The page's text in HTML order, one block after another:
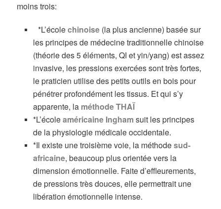
moins trois:
*L’écolechinoise(la plus ancienne) basée sur
les principes de médecine traditionnelle chinoise
(théorie des 5 éléments, QI et yin/yang) est assez
invasive, les pressions exercées sont très fortes,
le praticien utilise des petits outils en bois pour
pénétrer profondément les tissus. Et qui s’y
apparente, la méthode THAÏ
*L’écoleaméricaine Ingham suit les principes
de la physiologie médicale occidentale.
*Il existe une troisième voie, la méthodesud-
africaine, beaucoup plus orientée vers la
dimension émotionnelle. Faite d’effleurements,
de pressions très douces, elle permettrait une
libération émotionnelle intense.